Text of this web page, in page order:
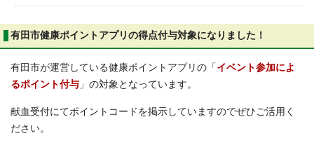
有田市健康ポイントアプリの得点付与対象になりました！
有田市が運営している健康ポイントアプリの「 イベント参加によ
るポイント付与 」の対象となっています。
献血受付にてポイントコードを掲示していますのでぜひご活用く
ださい。